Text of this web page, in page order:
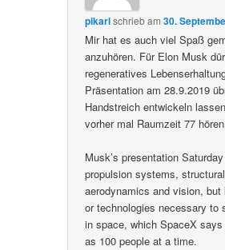
pikarlschriebam30.
Mir hat es auch viel Spaß
anzuhören. Für Elon Musk
regeneratives
Präsentation am 28.9.2019
Handstreich entwickeln
vorher mal Raumzeit 77
Musk’s presentation
propulsion systems,
aerodynamics and vision,
or technologies necessary to
in space, which SpaceX
as 100 people at a time.